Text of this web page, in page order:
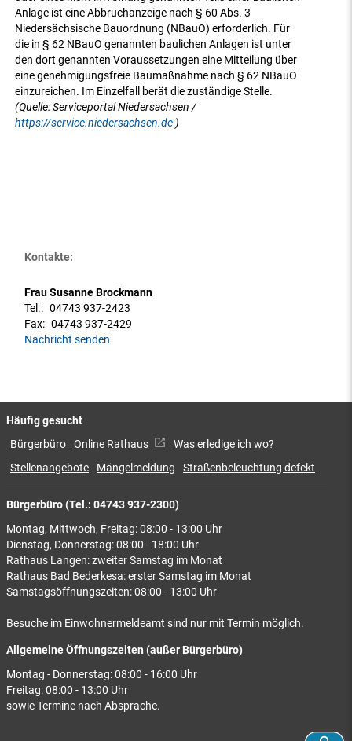
Anlage ist eine Abbruchanzeige nach § 60 Abs. 3
Niedersächsische Bauordnung (NBauO) erforderlich. Für
die in § 62 NBauO genannten baulichen Anlagen ist unter
den dort genannten Voraussetzungen eine Mitteilung über
eine genehmigungsfreie Baumaßnahme nach § 62 NBauO
einzureichen. Im Einzelfall berät die zuständige Stelle.
(Quelle: Serviceportal Niedersachsen /
https://service.niedersachsen.de )
Kontakte:
Frau Susanne Brockmann
Tel.: 04743 937-2423
Fax: 04743 937-2429
Nachricht senden
Bürgerbüro (Tel.: 04743 937-2300)
Montag, Mittwoch, Freitag: 08:00 - 13:00 Uhr
Dienstag, Donnerstag: 08:00 - 18:00 Uhr
Rathaus Langen: zweiter Samstag im Monat
Rathaus Bad Bederkesa: erster Samstag im Monat
Samstagsöffnungszeiten: 08:00 - 13:00 Uhr
Besuche im Einwohnermeldeamt sind nur mit Termin möglich.
Allgemeine Öffnungszeiten (außer Bürgerbüro)
Montag - Donnerstag: 08:00 - 16:00 Uhr
Freitag: 08:00 - 13:00 Uhr
sowie Termine nach Absprache.
Häufig gesucht
Bürgerbüro Online Rathaus
Was erledige ich wo?
Stellenangebote
Mängelmeldung Straßenbeleuchtung defekt